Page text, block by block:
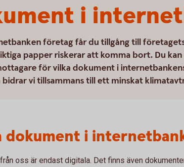
i
företag får du tillgång till
papper riskerar att komma bort. Du
för vilka dokument i
bidrar vi tillsammans till ett minskat
dokument i
oss är endast digitala. Det finns även